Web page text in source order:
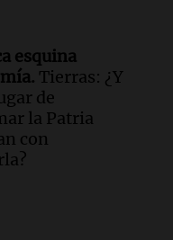
peluquería de
con
esquina
Tierras: ¿Y
de
la Patria
con